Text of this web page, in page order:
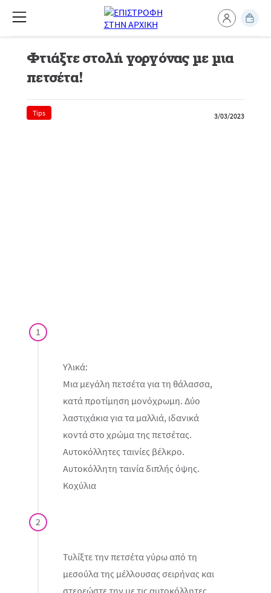
Φτιάξτε στολή γοργόνας με μια
πετσέτα!
Tips 3/03/2023
1
Υλικά:
Μια μεγάλη πετσέτα για τη θάλασσα,
κατά προτίμηση μονόχρωμη. Δύο
λαστιχάκια για τα μαλλιά, ιδανικά
κοντά στο χρώμα της πετσέτας.
Αυτοκόλλητες ταινίες βέλκρο.
Αυτοκόλλητη ταινία διπλής όψης.
Κοχύλια
2
Τυλίξτε την πετσέτα γύρω από τη
μεσούλα της μέλλουσας σειρήνας και
στερεώστε την με τις αυτοκόλλητες